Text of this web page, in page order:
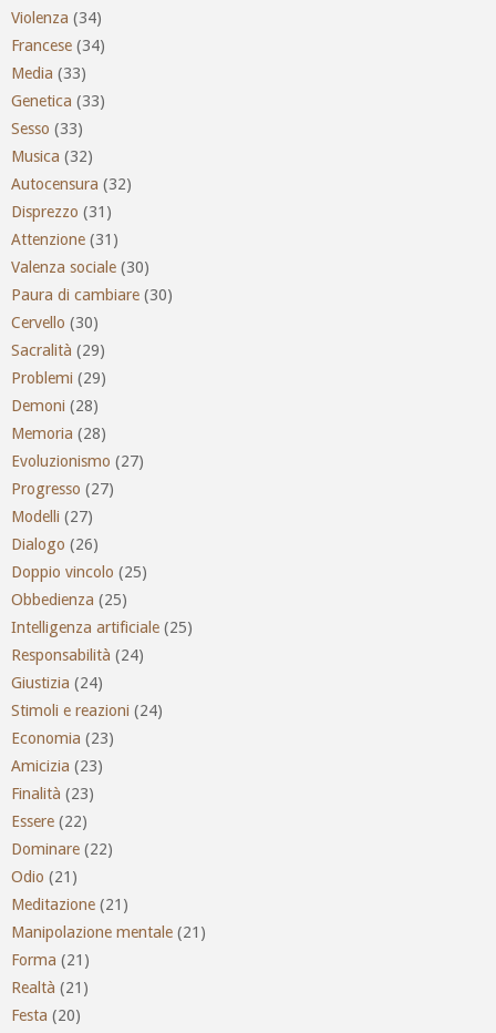
Violenza (34)
Francese (34)
Media (33)
Genetica (33)
Sesso (33)
Musica (32)
Autocensura (32)
Disprezzo (31)
Attenzione (31)
Valenza sociale (30)
Paura di cambiare (30)
Cervello (30)
Sacralità (29)
Problemi (29)
Demoni (28)
Memoria (28)
Evoluzionismo (27)
Progresso (27)
Modelli (27)
Dialogo (26)
Doppio vincolo (25)
Obbedienza (25)
Intelligenza artificiale (25)
Responsabilità (24)
Giustizia (24)
Stimoli e reazioni (24)
Economia (23)
Amicizia (23)
Finalità (23)
Essere (22)
Dominare (22)
Odio (21)
Meditazione (21)
Manipolazione mentale (21)
Forma (21)
Realtà (21)
Festa (20)